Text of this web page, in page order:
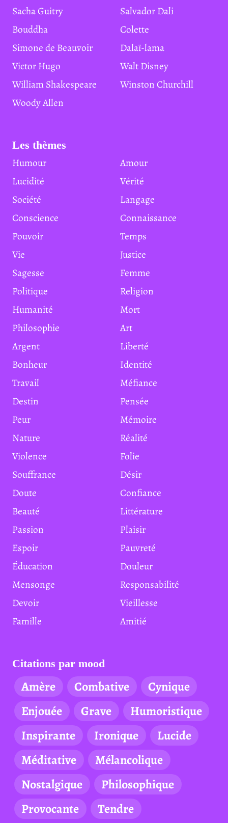
Sacha Guitry
Salvador Dali
Bouddha
Colette
Simone de Beauvoir
Dalaï-lama
Victor Hugo
Walt Disney
William Shakespeare
Winston Churchill
Woody Allen
Les thèmes
Humour
Amour
Lucidité
Vérité
Société
Langage
Conscience
Connaissance
Pouvoir
Temps
Vie
Justice
Sagesse
Femme
Politique
Religion
Humanité
Mort
Philosophie
Art
Argent
Liberté
Bonheur
Identité
Travail
Méfiance
Destin
Pensée
Peur
Mémoire
Nature
Réalité
Violence
Folie
Souffrance
Désir
Doute
Confiance
Beauté
Littérature
Passion
Plaisir
Espoir
Pauvreté
Éducation
Douleur
Mensonge
Responsabilité
Devoir
Vieillesse
Famille
Amitié
Citations par mood
Amère Combative
Cynique
Enjouée
Grave
Humoristique
Inspirante
Ironique
Lucide
Méditative
Mélancolique
Nostalgique
Philosophique
Provocante
Tendre